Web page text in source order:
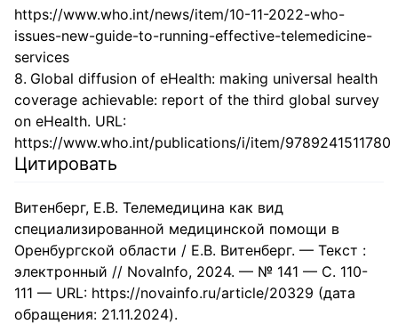
https://www.who.int/news/item/10-11-2022-who-
issues-new-guide-to-running-effective-telemedicine-
services
Global diffusion of eHealth: making universal health
coverage achievable: report of the third global survey
on eHealth. URL:
https://www.who.int/publications/i/item/9789241511780
Цитировать
Витенберг, Е.В. Телемедицина как вид
специализированной медицинской помощи в
Оренбургской области / Е.В. Витенберг. — Текст :
электронный // NovaInfo, 2024. — № 141 — С. 110-
111 — URL: https://novainfo.ru/article/20329 (дата
обращения: 21.11.2024).